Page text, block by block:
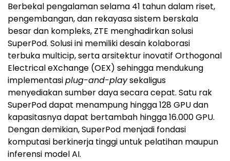
Berbekal pengalaman selama 41 tahun dalam riset,
pengembangan, dan rekayasa sistem berskala
besar dan kompleks, ZTE menghadirkan solusi
SuperPod. Solusi ini memiliki desain kolaborasi
terbuka multicip, serta arsitektur inovatif Orthogonal
Electrical eXchange (OEX) sehingga mendukung
implementasiplug-and-playsekaligus
menyediakan sumber daya secara cepat. Satu rak
SuperPod dapat menampung hingga 128 GPU dan
kapasitasnya dapat bertambah hingga 16.000 GPU.
Dengan demikian, SuperPod menjadi fondasi
komputasi berkinerja tinggi untuk pelatihan maupun
inferensi model AI.